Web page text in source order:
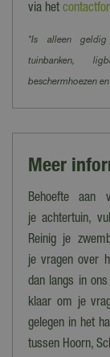
via het
*Is alleen geldig
tuinbanken,
beschermhoezen
Meer
Behoefte aan
je achtertuin,
Reinig je
je vragen over
dan langs in ons
klaar om je
gelegen in het
tussen Hoorn,